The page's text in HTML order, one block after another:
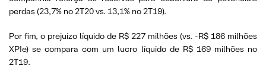
perdas (23,7% no 2T20 vs. 13,1% no 2T19).
Por fim, o prejuízo líquido de R$ 227 milhões (vs. -R$ 186 milhões
XPIe) se compara com um lucro líquido de R$ 169 milhões no
2T19.